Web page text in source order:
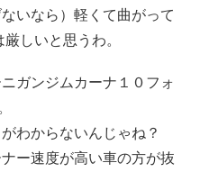
いなら）軽くて曲がって
しいと思うわ。
ガンジムカーナ１０フォ
わからないんじゃね？
ー速度が高い車の方が抜